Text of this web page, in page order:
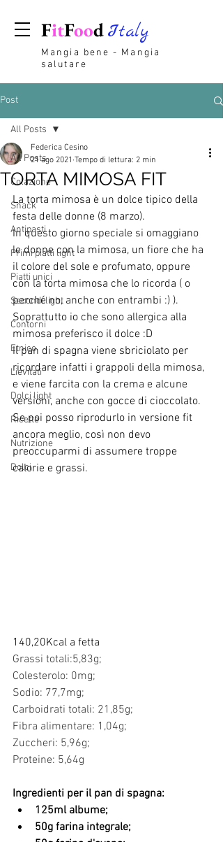
FitFoodItaly
Mangia bene - Mangia
salutare
Post
All Posts
Colazione
Snack
Antipasti
Primi piatti light
Piatti unici
Secondi light
Contorni
Etnico
Lievitati
Dolci light
Ricette
Nutrizione
Dolci
All Posts
TORTA MIMOSA FIT
Federica Cesino
21 ago 2021 Tempo di lettura: 2 min
La torta mimosa è un dolce tipico della
festa delle donne (8 marzo).
In questo giorno speciale si omaggiano
le donne con la mimosa, un fiore che ha
il colore del sole e profumato, oppure
con la torta mimosa che lo ricorda ( o
perché no, anche con entrambi :) ).
Soprattutto io che sono allergica alla
mimosa preferisco il dolce :D
Il pan di spagna viene sbriciolato per
ricordare infatti i grappoli della mimosa,
e viene farcita con la crema e alcune
versioni, anche con gocce di cioccolato.
Se poi posso riprodurlo in versione fit
ancora meglio, così non devo
preoccuparmi di assumere troppe
calorie e grassi.
140,20Kcal a fetta
Grassi totali:5,83g;
Colesterolo: 0mg;
Sodio: 77,7mg;
Carboidrati totali: 21,85g;
Fibra alimentare: 1,04g;
Zuccheri: 5,96g;
Proteine: 5,64g
Ingredienti per il pan di spagna:
125ml albume;
50g farina integrale;